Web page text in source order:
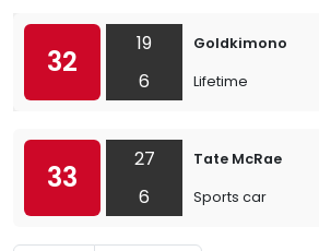
32
19
6
Goldkimono
Lifetime
33
27
6
Tate McRae
Sports car